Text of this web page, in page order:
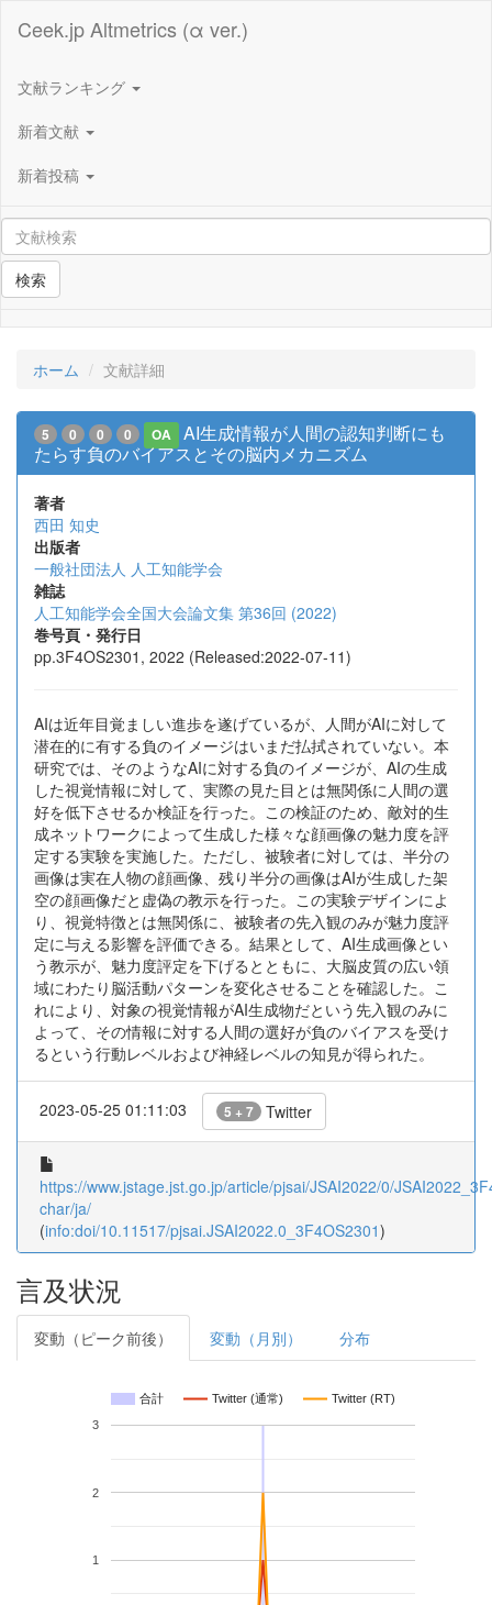
Ceek.jp Altmetrics (α ver.)
文献ランキング
新着文献
新着投稿
検索
ホーム 文献詳細
5 0 0 0 OA
AI生成情報が人間の認知判断にも
たらす負のバイアスとその脳内メカニズム
著者
西田 知史
出版者
一般社団法人 人工知能学会
雑誌
人工知能学会全国大会論文集 第36回 (2022)
巻号頁・発行日
pp.3F4OS2301, 2022 (Released:2022-07-11)
AIは近年目覚ましい進歩を遂げているが、人間がAIに対して
潜在的に有する負のイメージはいまだ払拭されていない。本
研究では、そのようなAIに対する負のイメージが、AIの生成
した視覚情報に対して、実際の見た目とは無関係に人間の選
好を低下させるか検証を行った。この検証のため、敵対的生
成ネットワークによって生成した様々な顔画像の魅力度を評
定する実験を実施した。ただし、被験者に対しては、半分の
画像は実在人物の顔画像、残り半分の画像はAIが生成した架
空の顔画像だと虚偽の教示を行った。この実験デザインによ
り、視覚特徴とは無関係に、被験者の先入観のみが魅力度評
定に与える影響を評価できる。結果として、AI生成画像とい
う教示が、魅力度評定を下げるとともに、大脳皮質の広い領
域にわたり脳活動パターンを変化させることを確認した。こ
れにより、対象の視覚情報がAI生成物だという先入観のみに
よって、その情報に対する人間の選好が負のバイアスを受け
るという行動レベルおよび神経レベルの知見が得られた。
2023-05-25 01:11:03 5 + 7 Twitter
https://www.jstage.jst.go.jp/article/pjsai/JSAI2022/0/
char/ja/
(info:doi/10.11517/pjsai.JSAI2022.0_3F4OS2301)
言及状況
変動（ピーク前後） 変動（月別） 分布
合計 Twitter (通常) Twitter (RT)
1
2
3